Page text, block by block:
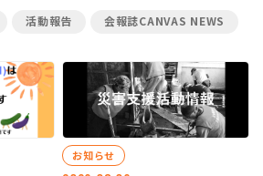
活動報告 会報誌CANVAS NEWS
お知らせ